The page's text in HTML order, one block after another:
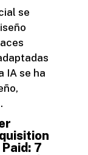
se
IA se ha
7